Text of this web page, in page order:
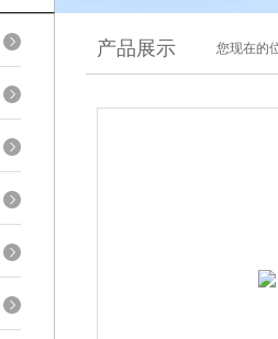
产品展示 您现在的